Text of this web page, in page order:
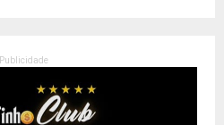
Publicidade